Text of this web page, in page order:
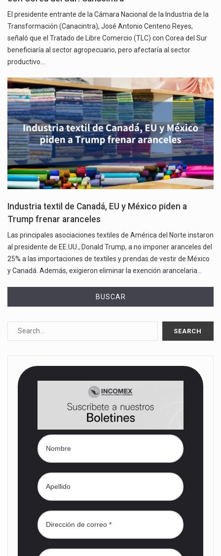
El presidente entrante de la Cámara Nacional de la Industria de la
Transformación (Canacintra), José Antonio Centeno Reyes,
señaló que el Tratado de Libre Comercio (TLC) con Corea del Sur
beneficiaría al sector agropecuario, pero afectaría al sector
productivo…
Industria textil de Canadá, EU y México piden a
Trump frenar aranceles
Las principales asociaciones textiles de América del Norte instaron
al presidente de EE.UU., Donald Trump, a no imponer aranceles del
25% a las importaciones de textiles y prendas de vestir de México
y Canadá. Además, exigieron eliminar la exención arancelaria…
BUSCAR